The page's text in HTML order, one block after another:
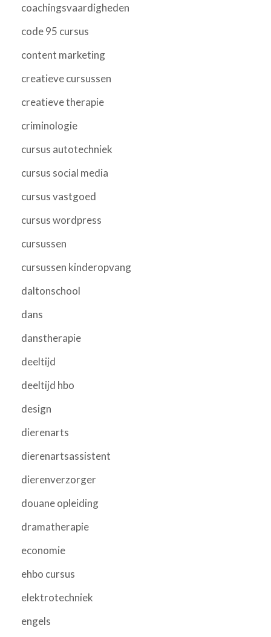
coachingsvaardigheden
code 95 cursus
content marketing
creatieve cursussen
creatieve therapie
criminologie
cursus autotechniek
cursus social media
cursus vastgoed
cursus wordpress
cursussen
cursussen kinderopvang
daltonschool
dans
danstherapie
deeltijd
deeltijd hbo
design
dierenarts
dierenartsassistent
dierenverzorger
douane opleiding
dramatherapie
economie
ehbo cursus
elektrotechniek
engels